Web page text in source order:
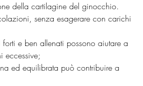
della cartilagine del ginocchio.
senza esagerare con carichi
e ben allenati possono aiutare a
eccessive;
ed equilibrata può contribuire a